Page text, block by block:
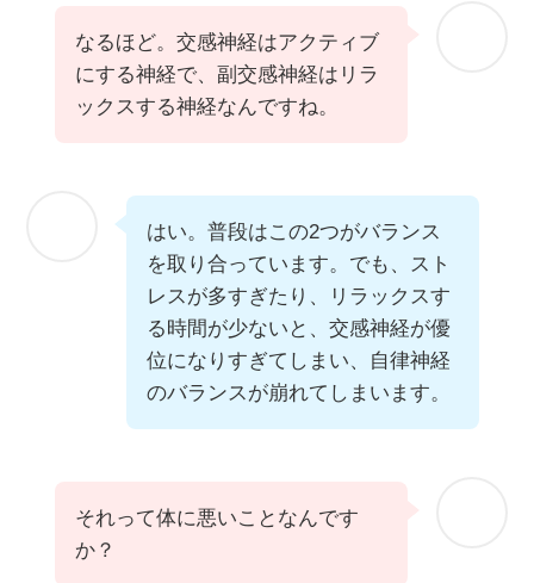
なるほど。交感神経はアクティブ
にする神経で、副交感神経はリラ
ックスする神経なんですね。
はい。普段はこの2つがバランス
を取り合っています。でも、スト
レスが多すぎたり、リラックスす
る時間が少ないと、交感神経が優
位になりすぎてしまい、自律神経
のバランスが崩れてしまいます。
それって体に悪いことなんです
か？